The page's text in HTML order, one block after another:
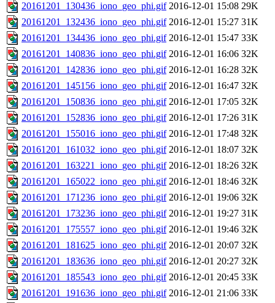
20161201_130436_iono_geo_phi.gif 2016-12-01 15:08 29K
20161201_132436_iono_geo_phi.gif 2016-12-01 15:27 31K
20161201_134436_iono_geo_phi.gif 2016-12-01 15:47 33K
20161201_140836_iono_geo_phi.gif 2016-12-01 16:06 32K
20161201_142836_iono_geo_phi.gif 2016-12-01 16:28 32K
20161201_145156_iono_geo_phi.gif 2016-12-01 16:47 32K
20161201_150836_iono_geo_phi.gif 2016-12-01 17:05 32K
20161201_152836_iono_geo_phi.gif 2016-12-01 17:26 31K
20161201_155016_iono_geo_phi.gif 2016-12-01 17:48 32K
20161201_161032_iono_geo_phi.gif 2016-12-01 18:07 32K
20161201_163221_iono_geo_phi.gif 2016-12-01 18:26 32K
20161201_165022_iono_geo_phi.gif 2016-12-01 18:46 32K
20161201_171236_iono_geo_phi.gif 2016-12-01 19:06 32K
20161201_173236_iono_geo_phi.gif 2016-12-01 19:27 31K
20161201_175557_iono_geo_phi.gif 2016-12-01 19:46 32K
20161201_181625_iono_geo_phi.gif 2016-12-01 20:07 32K
20161201_183636_iono_geo_phi.gif 2016-12-01 20:27 32K
20161201_185543_iono_geo_phi.gif 2016-12-01 20:45 33K
20161201_191636_iono_geo_phi.gif 2016-12-01 21:06 33K